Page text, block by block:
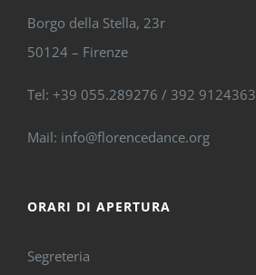
Borgo della Stella, 23r
50124 – Firenze
Tel: +39 055.289276 / 392 9124363
Mail: info@florencedance.org
ORARI DI APERTURA
Segreteria